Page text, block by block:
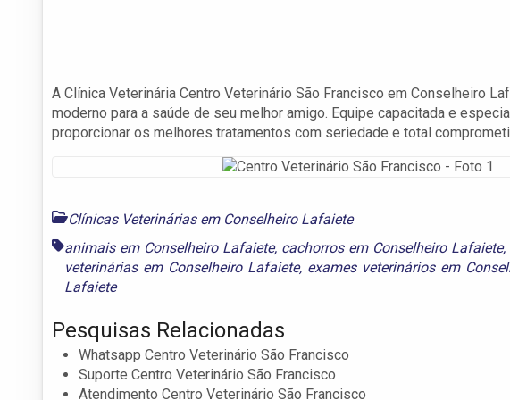
A Clínica Veterinária Centro Veterinário São Francisco em Conselheiro
moderno para a saúde de seu melhor amigo. Equipe capacitada e
proporcionar os melhores tratamentos com seriedade e total
Clínicas Veterinárias em Conselheiro Lafaiete
animais em Conselheiro Lafaiete, cachorros em Conselheiro Lafaiete,
veterinárias em Conselheiro Lafaiete, exames veterinários em
Lafaiete
Pesquisas Relacionadas
Whatsapp Centro Veterinário São Francisco
Suporte Centro Veterinário São Francisco
Atendimento Centro Veterinário São Francisco